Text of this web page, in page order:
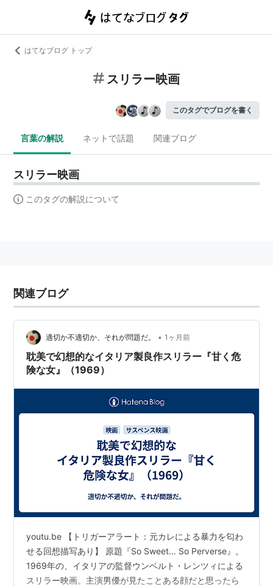
はてなブログ トップ
スリラー映画
このタグでブログを書く
言葉の解説 ネットで話題 関連ブログ
スリラー映画
このタグの解説について
関連ブログ
適切か不適切か、それが問題だ。 • 1ヶ月前
耽美で幻想的なイタリア製良作スリラー『甘く危
険な女』（1969）
youtu.be 【トリガーアラート：元カレによる暴力を匂わ
せる回想描写あり】 原題『So Sweet... So Perverse』。
1969年の、イタリアの監督ウンベルト・レンツィによる
スリラー映画。主演男優が見たことある顔だと思ったら